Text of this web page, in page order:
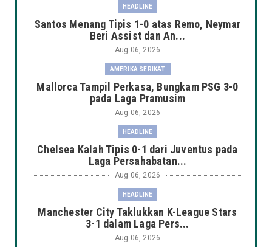
HEADLINE
Santos Menang Tipis 1-0 atas Remo, Neymar
Beri Assist dan An...
Aug 06, 2026
AMERIKA SERIKAT
Mallorca Tampil Perkasa, Bungkam PSG 3-0
pada Laga Pramusim
Aug 06, 2026
HEADLINE
Chelsea Kalah Tipis 0-1 dari Juventus pada
Laga Persahabatan...
Aug 06, 2026
HEADLINE
Manchester City Taklukkan K-League Stars
3-1 dalam Laga Pers...
Aug 06, 2026